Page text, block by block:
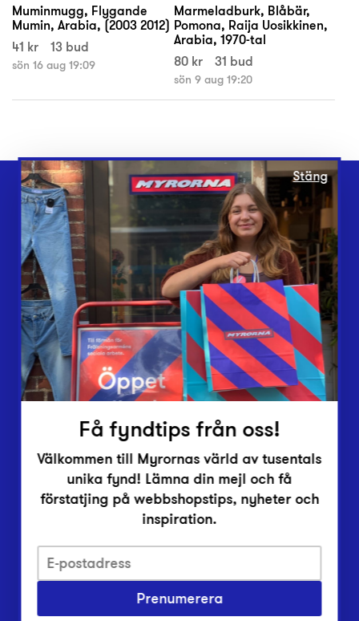
Muminmugg, Flygande
Mumin, Arabia, (2003 2012)
41 kr
13 bud
sön 16 aug 19:09
Marmeladburk, Blåbär,
Pomona, Raija Uosikkinen,
Arabia, 1970-tal
80 kr
31 bud
sön 9 aug 19:20
Webbshop
Butiker
Lämna in
Vårt överskott
Inlämningsplatser
Om Myrorna
Lediga jobb
Pressrum
Integritetsskyddspolicy
Har du frågor om onlineköp, leverans eller retur?
Stäng
Få fyndtips från oss!
Välkommen till Myrornas värld av tusentals
unika fynd! Lämna din mejl och få
förstatjing på webbshopstips, nyheter och
inspiration.
Prenumerera